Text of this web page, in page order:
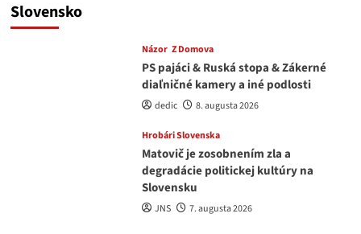
Slovensko
Názor Z Domova
PS pajáci & Ruská stopa & Zákerné
diaľničné kamery a iné podlosti
dedic 8. augusta 2026
Hrobári Slovenska
Matovič je zosobnením zla a
degradácie politickej kultúry na
Slovensku
JNS 7. augusta 2026